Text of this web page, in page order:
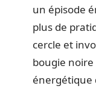
un épisode
plus de
cercle et
bougie
énergétique